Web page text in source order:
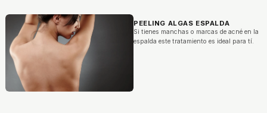
PEELING ALGAS ESPALDA
Si tienes manchas o marcas de acné en la
espalda este tratamiento es ideal para tí.